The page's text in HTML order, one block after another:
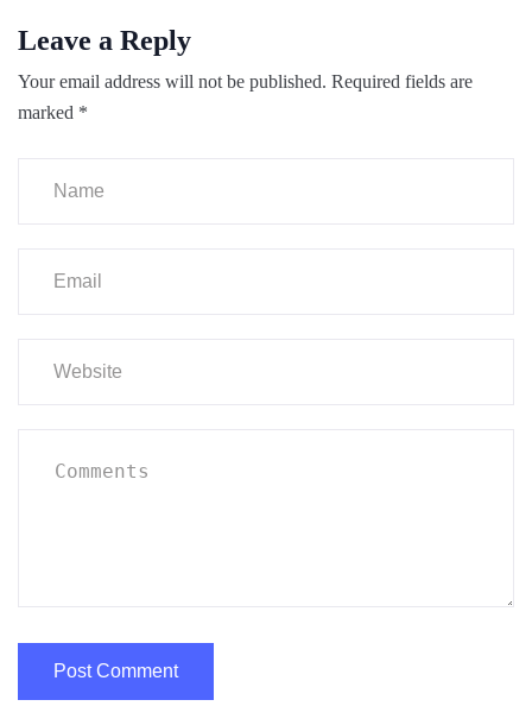
Leave a Reply
Your email address will not be published. Required fields are
marked *